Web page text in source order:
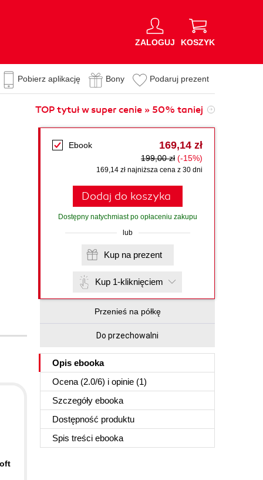
ZALOGUJ KOSZYK
Pobierz aplikację Bony Podaruj prezent
TOP tytuł w super cenie » 50% taniej
Ebook 169,14 zł
199,00 zł (-15%)
169,14 zł najniższa cena z 30 dni
Dodaj do koszyka
Dostępny natychmiast po opłaceniu zakupu
lub
Kup na prezent
Kup 1-kliknięciem
Przenieś na półkę
Do przechowalni
Opis ebooka
Ocena (2.0/6) i opinie (1)
Szczegóły ebooka
Dostępność produktu
Spis treści ebooka